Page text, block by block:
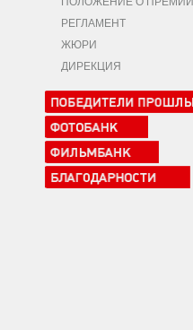
РЕГЛАМЕНТ
ЖЮРИ
ДИРЕКЦИЯ